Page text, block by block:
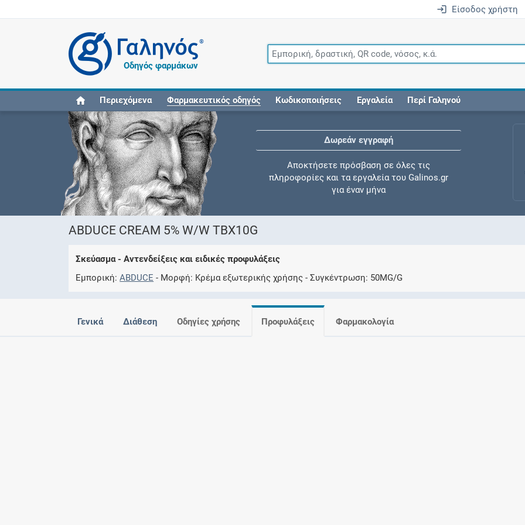
Είσοδος χρήστη
®
Οδηγός φαρμάκων
Περιεχόμενα Φαρμακευτικός οδηγός Κωδικοποιήσεις Εργαλεία Περί Γαληνού
Δωρεάν εγγραφή
Αποκτήσετε πρόσβαση σε όλες τις
πληροφορίες και τα εργαλεία του Galinos.gr
για έναν μήνα
Ελέγξτε την αγωγή σας για αντενδείξεις και
ABDUCE CREAM 5% W/W TBX10G
Σκεύασμα - Αντενδείξεις και ειδικές προφυλάξεις
Εμπορική ABDUCE Μορφή Kρέμα εξωτερικής χρήσης Συγκέντρωση 50MG/G
Γενικά Διάθεση Οδηγίες χρήσης Προφυλάξεις Φαρμακολογία